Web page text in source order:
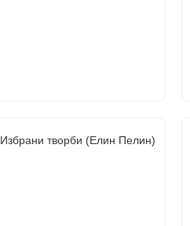
Избрани творби (Елин Пелин)